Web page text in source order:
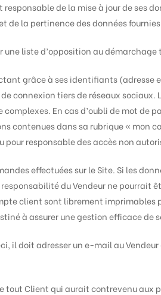
de la mise à jour de ses
de la pertinence des données
une liste d’opposition au
grâce à ses identifiants
connexion tiers de réseaux
En cas d’oubli de mot de
dans sa rubrique « mon
responsable des accès non
effectuées sur le Site. Si les
du Vendeur ne
client sont librement
à assurer une gestion efficace
il doit adresser un e-mail au
tout Client qui aurait contrevenu aux